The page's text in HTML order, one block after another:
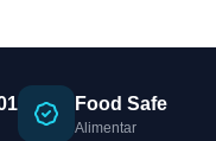
Food Safe
Alimentar